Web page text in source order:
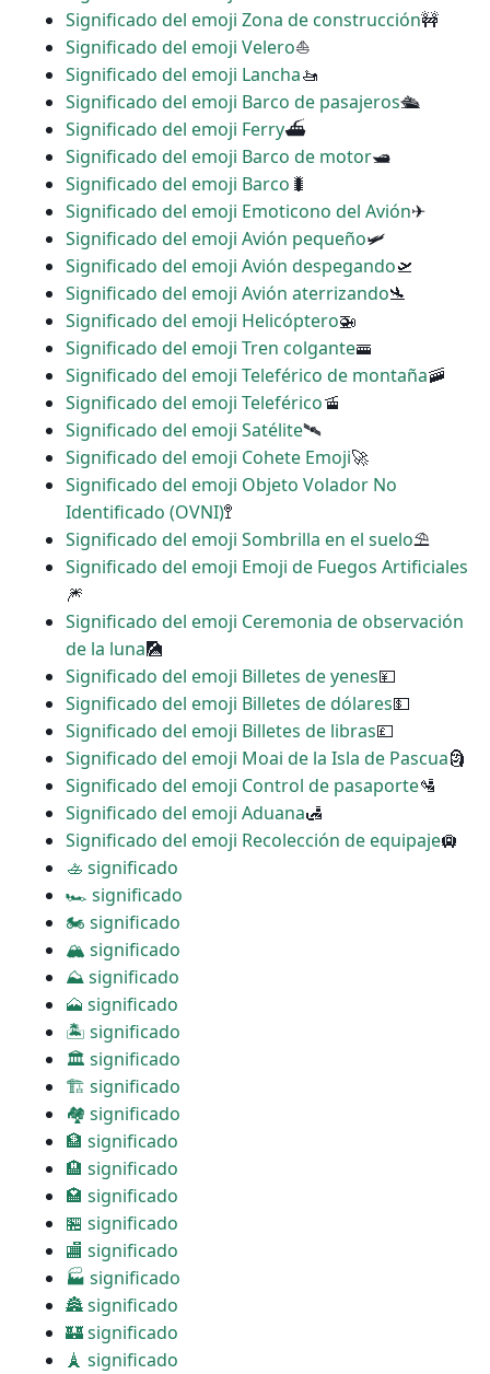
Significado del emoji Zona de construcción🚧
Significado del emoji Velero⛵
Significado del emoji Lancha🚤
Significado del emoji Barco de pasajeros🛳
Significado del emoji Ferry⛴
Significado del emoji Barco de motor🛥
Significado del emoji Barco 🐛
Significado del emoji Emoticono del Avión✈
Significado del emoji Avión pequeño🛩
Significado del emoji Avión despegando🛫
Significado del emoji Avión aterrizando🛬
Significado del emoji Helicóptero🚁
Significado del emoji Tren colgante🚟
Significado del emoji Teleférico de montaña🚠
Significado del emoji Teleférico🚡
Significado del emoji Satélite🛰
Significado del emoji Cohete Emoji🚀
Significado del emoji Objeto Volador No
Identificado (OVNI)🚏
Significado del emoji Sombrilla en el suelo⛱
Significado del emoji Emoji de Fuegos Artificiales
🎆
Significado del emoji Ceremonia de observación
de la luna🎑
Significado del emoji Billetes de yenes💴
Significado del emoji Billetes de dólares💵
Significado del emoji Billetes de libras💷
Significado del emoji Moai de la Isla de Pascua🗿
Significado del emoji Control de pasaporte🛂
Significado del emoji Aduana🛃
Significado del emoji Recolección de equipaje🛄
🚣 significado
🏎 significado
🏍 significado
🏔 significado
⛰ significado
🗻 significado
🏝 significado
🏛 significado
🏗 significado
🏘 significado
🏦 significado
🏨 significado
🏩 significado
🏪 significado
🏬 significado
🏭 significado
🏯 significado
🏰 significado
🗼 significado